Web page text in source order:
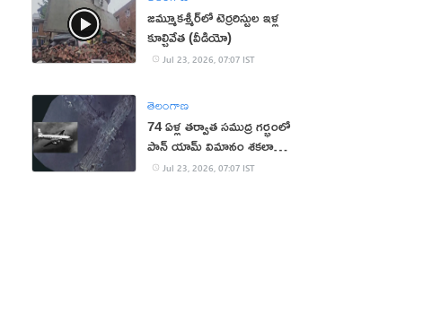
జమ్మూకశ్మీర్‌లో టెర్రరిస్టుల ఇళ్ల
కూల్చివేత (వీడియో)
Jul 23, 2026, 07:07 IST
తెలంగాణ
74 ఏళ్ల తర్వాత సముద్ర గర్భంలో
పాన్ యామ్ విమానం శకలాలు
లభ్యంJul 23, 2026, 07:07 IST